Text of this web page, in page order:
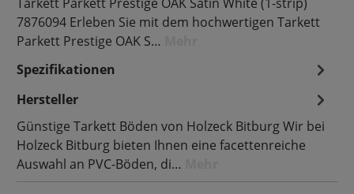
7876094 Erleben Sie mit dem hochwertigen Tarkett
Parkett Prestige OAK S…
Spezifikationen
Hersteller
Günstige Tarkett Böden von Holzeck Bitburg Wir bei
Holzeck Bitburg bieten Ihnen eine facettenreiche
Auswahl an PVC-Böden, di…